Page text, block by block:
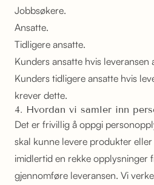
Jobbsøkere.
Ansatte.
Tidligere ansatte.
Kunders ansatte hvis leveransen
Kunders tidligere ansatte hvis
krever dette.
4. Hvordan vi samler inn
Det er frivillig å oppgi
skal kunne levere produkter
imidlertid en rekke opplysninger
gjennomføre leveransen. Vi